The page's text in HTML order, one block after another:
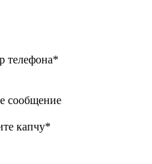
телефона*
сообщение
капчу*